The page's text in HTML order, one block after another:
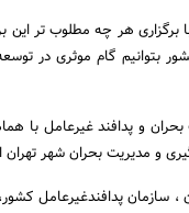
برگزاری هر چه مطلوب تر
بتوانیم گام موثری در
و پدافند غیرعامل با
و مدیریت بحران شهر
، سازمان پدافند‌غیرعامل